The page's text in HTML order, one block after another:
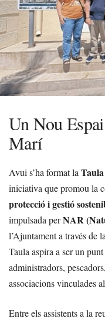
Un Nou
Marí
Avui s’ha format la
iniciativa que promou la
protecció i gestió
impulsada perNAR
l’Ajuntament a través de
Taula aspira a ser un
administradors,
associacions vinculades
Entre els assistents a la